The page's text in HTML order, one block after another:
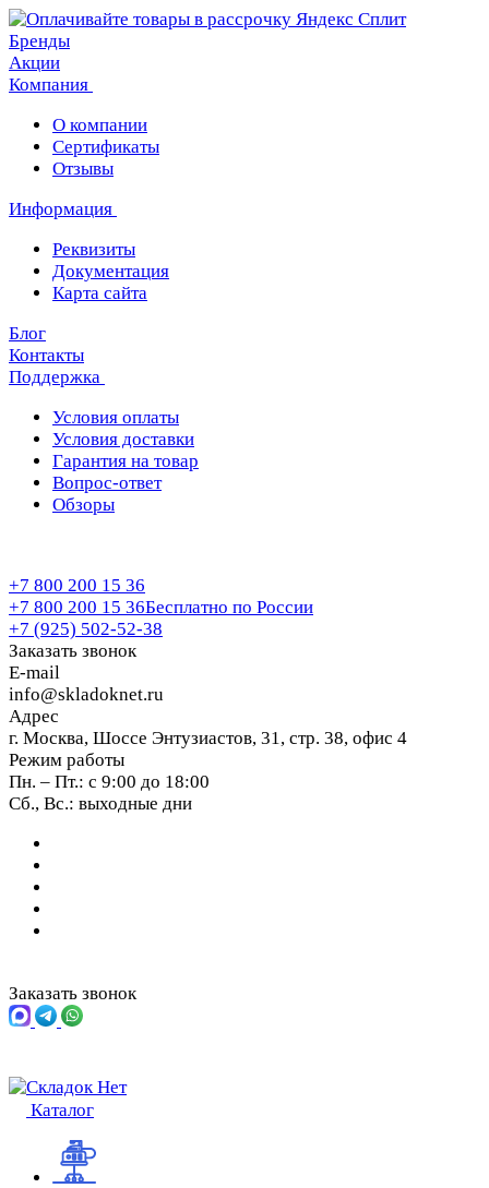
Бренды
Акции
Компания
О компании
Сертификаты
Отзывы
Информация
Реквизиты
Документация
Карта сайта
Блог
Контакты
Поддержка
Условия оплаты
Условия доставки
Гарантия на товар
Вопрос-ответ
Обзоры
+7 800 200 15 36
+7 800 200 15 36Бесплатно по России
+7 (925) 502-52-38
Заказать звонок
E-mail
info@skladoknet.ru
Адрес
г. Москва, Шоссе Энтузиастов, 31, стр. 38, офис 4
Режим работы
Пн. – Пт.: с 9:00 до 18:00
Сб., Вс.: выходные дни
Заказать звонок
Каталог